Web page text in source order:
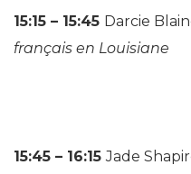
15:15 – 15:45 Darcie
français en Louisiane
15:45 – 16:15Jade